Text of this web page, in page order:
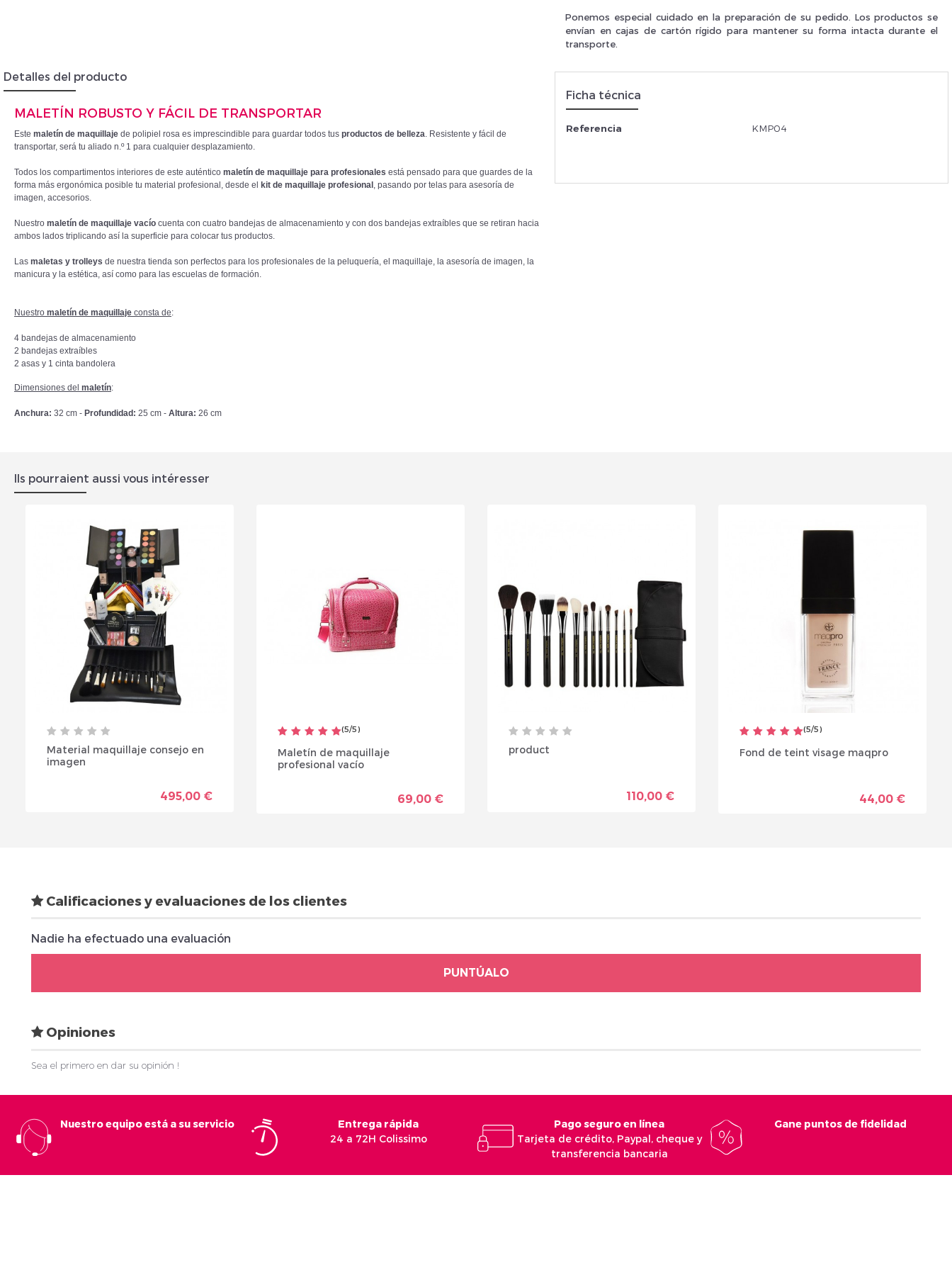
Je suis un
Ponemos especial cuidado en la preparación de su pedido. Los productos se
envían en cajas de cartón rígido para mantener su forma intacta durante el
transporte.
Detalles del producto
MALETÍN ROBUSTO Y FÁCIL DE TRANSPORTAR
Este maletín de maquillaje de polipiel rosa es imprescindible para guardar todos tus productos de belleza. Resistente y fácil de
transportar, será tu aliado n.º 1 para cualquier desplazamiento.
Todos los compartimentos interiores de este auténtico maletín de maquillaje para profesionales está pensado para que guardes de la
forma más ergonómica posible tu material profesional, desde el
kit de maquillaje profesional , pasando por telas para asesoría de
imagen, accesorios.
Nuestro maletín de maquillaje vacío cuenta con cuatro bandejas de almacenamiento y con dos bandejas extraíbles que se retiran hacia
ambos lados triplicando así la superficie para colocar tus productos.
Las maletas y trolleys de nuestra tienda son perfectos para los profesionales de la peluquería, el maquillaje, la asesoría de imagen, la
manicura y la estética, así como para las escuelas de formación.
Nuestro maletín de maquillaje consta de:
4 bandejas de almacenamiento
2 bandejas extraíbles
2 asas y 1 cinta bandolera
Dimensiones del maletín:
Anchura: 32 cm - Profundidad: 25 cm - Altura: 26 cm
Ficha técnica
Referencia KMP04
Ils pourraient aussi vous intéresser
Material maquillaje consejo en
imagen
495,00 €
(5/5)
Maletín de maquillaje
profesional vacío
69,00 €
product
110,00 €
(5/5)
Fond de teint visage maqpro
44,00 €
Calificaciones y evaluaciones de los clientes
Nadie ha efectuado una evaluación
PUNTÚALO
Opiniones
Sea el primero en dar su opinión !
Nuestro equipo está a su servicio
Entrega rápida
24 a 72H Colissimo
Pago seguro en línea
Tarjeta de crédito, Paypal, cheque y
transferencia bancaria
Gane puntos de fidelidad